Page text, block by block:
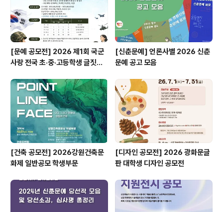
[문예 공모전] 2026 제1회 국군
사랑 전국 초·중·고등학생 글짓기
[신춘문예] 언론사별 2026 신춘
문예 공고 모음
[건축 공모전] 2026강원건축문
화제 일반공모 학생부문
[디자인 공모전] 2026 광화문글
판 대학생 디자인 공모전